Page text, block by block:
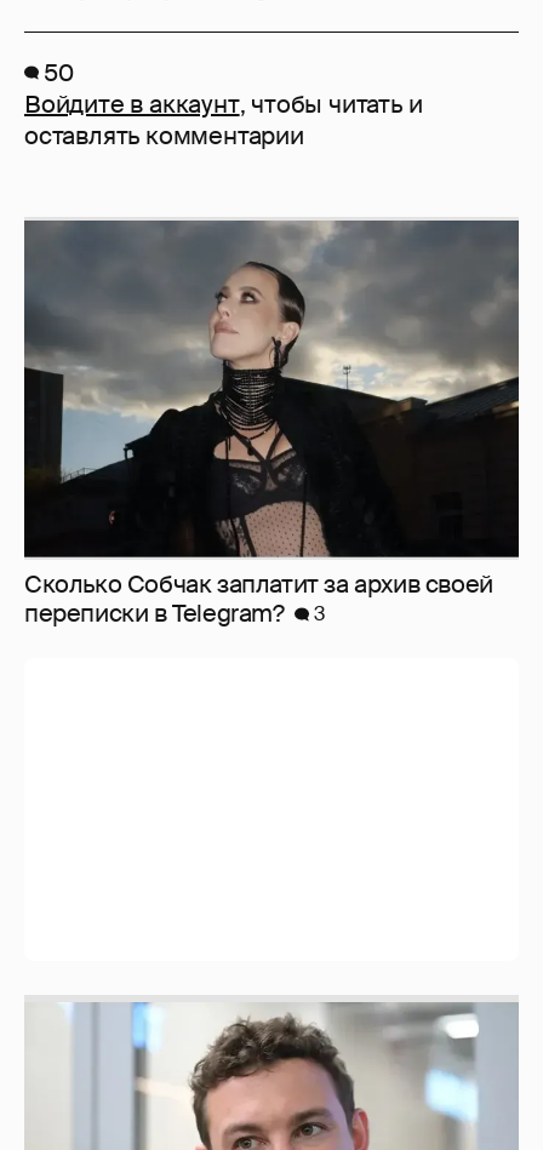
50
Войдите в аккаунт, чтобы читать и
оставлять комментарии
Сколько Собчак заплатит за архив своей
перeписки в Telegram?
3
Никита Кологривый высказался насчёт